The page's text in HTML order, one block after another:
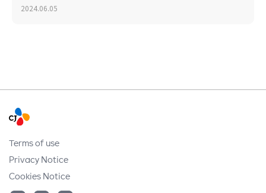
2024.06.05
Terms of use
Privacy Notice
Cookies Notice